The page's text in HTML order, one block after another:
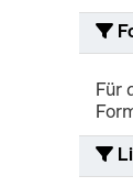
Für